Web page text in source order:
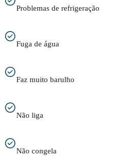
Problemas de refrigeração
Fuga de água
Faz muito barulho
Não liga
Não congela